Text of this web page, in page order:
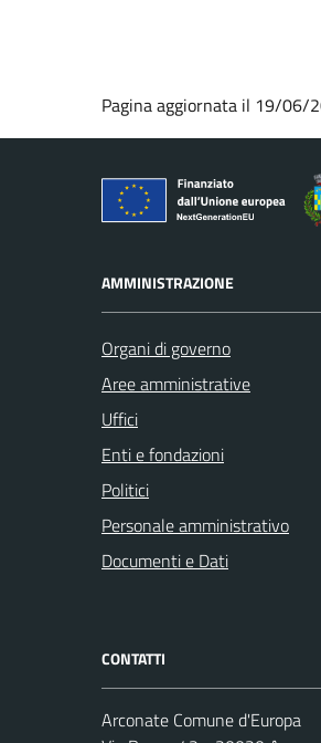
Pagina aggiornata il 19/06/
AMMINISTRAZIONE
Organi di governo
Aree amministrative
Uffici
Enti e fondazioni
Politici
Personale amministrativo
Documenti e Dati
CONTATTI
Arconate Comune d'Europa